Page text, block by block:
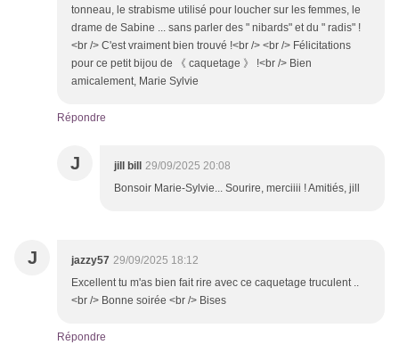
tonneau, le strabisme utilisé pour loucher sur les femmes, le
drame de Sabine ... sans parler des " nibards" et du " radis" !
<br /> C'est vraiment bien trouvé !<br /> <br /> Félicitations
pour ce petit bijou de 《 caquetage 》 !<br /> Bien
amicalement, Marie Sylvie
Répondre
J jill bill
29/09/2025 20:08
Bonsoir Marie-Sylvie... Sourire, merciiii ! Amitiés, jill
J jazzy57 29/09/2025 18:12
Excellent tu m'as bien fait rire avec ce caquetage truculent ..
<br /> Bonne soirée <br /> Bises
Répondre